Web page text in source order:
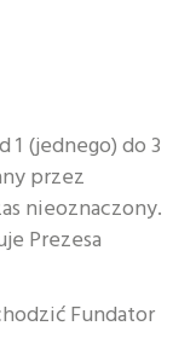
1 (jednego) do 3
przez
nieoznaczony.
Prezesa
Fundator